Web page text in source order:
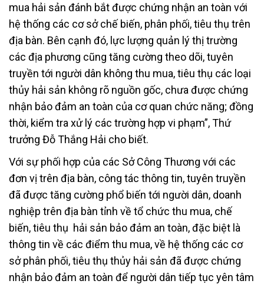
mua hải sản đánh bắt được chứng nhận an toàn với
hệ thống các cơ sở chế biến, phân phối, tiêu thụ trên
địa bàn. Bên cạnh đó, lực lượng quản lý thị trường
các địa phương cũng tăng cường theo dõi, tuyên
truyền tới người dân không thu mua, tiêu thụ các loại
thủy hải sản không rõ nguồn gốc, chưa được chứng
nhận bảo đảm an toàn của cơ quan chức năng; đồng
thời, kiểm tra xử lý các trường hợp vi phạm”, Thứ
trưởng Đỗ Thắng Hải cho biết.
Với sự phối hợp của các Sở Công Thương với các
đơn vị trên địa bàn, công tác thông tin, tuyên truyền
đã được tăng cường phổ biến tới người dân, doanh
nghiệp trên địa bàn tỉnh về tổ chức thu mua, chế
biến, tiêu thụ hải sản bảo đảm an toàn, đặc biệt là
thông tin về các điểm thu mua, về hệ thống các cơ
sở phân phối, tiêu thụ thủy hải sản đã được chứng
nhận bảo đảm an toàn để người dân tiếp tục yên tâm